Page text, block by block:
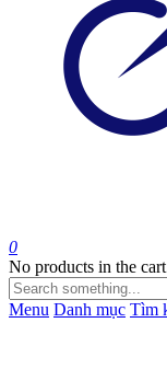
0
No products in the
Menu Danh mục Tìm